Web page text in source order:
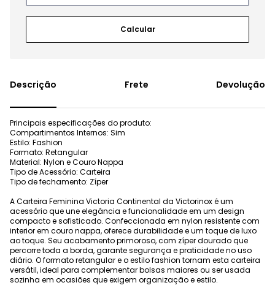
Frete Devolução
Principais especificações do produto:
Compartimentos Internos: Sim
Estilo: Fashion
Formato: Retangular
Material: Nylon e Couro Nappa
Tipo de Acessório: Carteira
Tipo de fechamento: Zíper
A Carteira Feminina Victoria Continental da Victorinox é um
acessório que une elegância e funcionalidade em um design
compacto e sofisticado. Confeccionada em nylon resistente com
interior em couro nappa, oferece durabilidade e um toque de luxo
ao toque. Seu acabamento primoroso, com zíper dourado que
percorre toda a borda, garante segurança e praticidade no uso
diário. O formato retangular e o estilo fashion tornam esta carteira
versátil, ideal para complementar bolsas maiores ou ser usada
sozinha em ocasiões que exigem organização e estilo.